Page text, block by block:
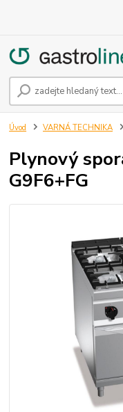
Úvod VARNÁ TECHNIKA
Plynový
G9F6+FG